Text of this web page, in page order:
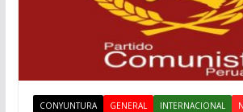
CONYUNTURA GENERAL INTERNACIONAL